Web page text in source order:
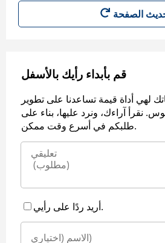
قم بأبداء رأيك بالأسفل
لهي أداة قيمة تساعدنا على تطوير
نقرأ آراءك، ونرد عليها، بناء على
طلبكم في أسرع وقت ممكن.
أريد ردًا على رأيي.